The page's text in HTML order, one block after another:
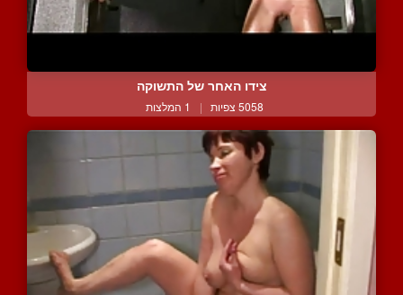
צידו האחר של התשוקה
5058 צפיות | 1 המלצות